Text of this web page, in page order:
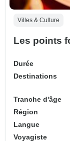
Villes & Culture
Les points
Durée
Destinations
Tranche d'âge
Région
Langue
Voyagiste